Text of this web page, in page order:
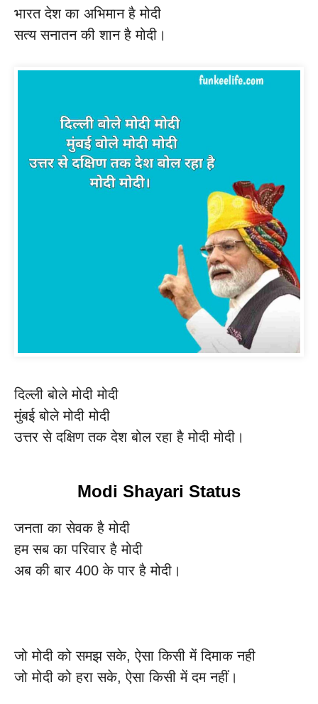
भारत देश का अभिमान है मोदी
सत्य सनातन की शान है मोदी।
दिल्ली बोले मोदी मोदी
मुंबई बोले मोदी मोदी
उत्तर से दक्षिण तक देश बोल रहा है मोदी मोदी।
Modi Shayari Status
जनता का सेवक है मोदी
हम सब का परिवार है मोदी
अब की बार 400 के पार है मोदी।
जो मोदी को समझ सके, ऐसा किसी में दिमाक नही
जो मोदी को हरा सके, ऐसा किसी में दम नहीं।